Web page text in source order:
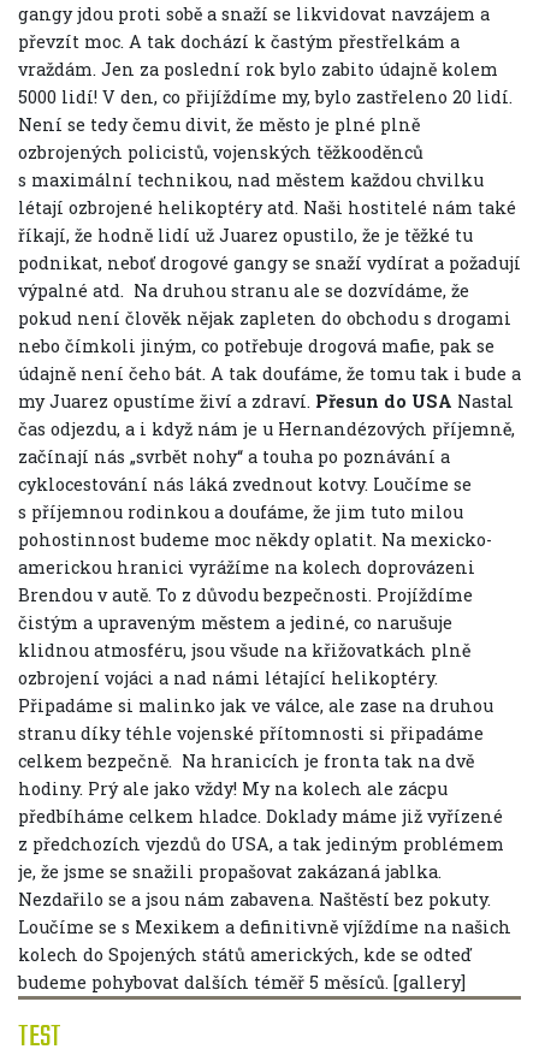
TEST
gangy jdou proti sobě a snaží se likvidovat navzájem a
převzít moc. A tak dochází k častým přestřelkám a
vraždám. Jen za poslední rok bylo zabito údajně kolem
5000 lidí! V den, co přijíždíme my, bylo zastřeleno 20 lidí.
Není se tedy čemu divit, že město je plné plně
ozbrojených policistů, vojenských těžkooděnců
s maximální technikou, nad městem každou chvilku
létají ozbrojené helikoptéry atd. Naši hostitelé nám také
říkají, že hodně lidí už Juarez opustilo, že je těžké tu
podnikat, neboť drogové gangy se snaží vydírat a požadují
výpalné atd. Na druhou stranu ale se dozvídáme, že
pokud není člověk nějak zapleten do obchodu s drogami
nebo čímkoli jiným, co potřebuje drogová mafie, pak se
údajně není čeho bát. A tak doufáme, že tomu tak i bude a
my Juarez opustíme živí a zdraví. Přesun do USA Nastal
čas odjezdu, a i když nám je u Hernandézových příjemně,
začínají nás „svrbět nohy“ a touha po poznávání a
cyklocestování nás láká zvednout kotvy. Loučíme se
s příjemnou rodinkou a doufáme, že jim tuto milou
pohostinnost budeme moc někdy oplatit. Na mexicko-
americkou hranici vyrážíme na kolech doprovázeni
Brendou v autě. To z důvodu bezpečnosti. Projíždíme
čistým a upraveným městem a jediné, co narušuje
klidnou atmosféru, jsou všude na křižovatkách plně
ozbrojení vojáci a nad námi létající helikoptéry.
Připadáme si malinko jak ve válce, ale zase na druhou
stranu díky téhle vojenské přítomnosti si připadáme
celkem bezpečně. Na hranicích je fronta tak na dvě
hodiny. Prý ale jako vždy! My na kolech ale zácpu
předbíháme celkem hladce. Doklady máme již vyřízené
z předchozích vjezdů do USA, a tak jediným problémem
je, že jsme se snažili propašovat zakázaná jablka.
Nezdařilo se a jsou nám zabavena. Naštěstí bez pokuty.
Loučíme se s Mexikem a definitivně vjíždíme na našich
kolech do Spojených států amerických, kde se odteď
budeme pohybovat dalších téměř 5 měsíců. [gallery]